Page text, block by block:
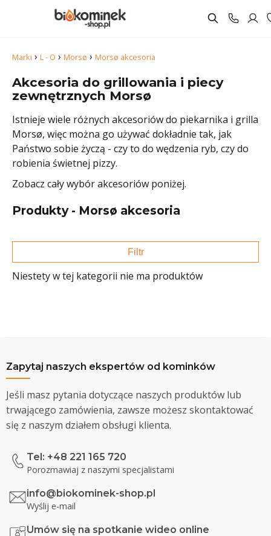
Marki › L - O › Morsø › Morsø akcesoria
Akcesoria do grillowania i piecy
zewnętrznych Morsø
Istnieje wiele różnych akcesoriów do piekarnika i grilla
Morsø, więc można go używać dokładnie tak, jak
Państwo sobie życzą - czy to do wędzenia ryb, czy do
robienia świetnej pizzy.
Zobacz cały wybór akcesoriów poniżej.
Produkty - Morsø akcesoria
Filtr
Niestety w tej kategorii nie ma produktów
Zapytaj naszych ekspertów od kominków
Jeśli masz pytania dotyczące naszych produktów lub
trwającego zamówienia, zawsze możesz skontaktować
się z naszym działem obsługi klienta.
Tel: +48 221 165 720
Porozmawiaj z naszymi specjalistami
info@biokominek-shop.pl
Wyślij e-mail
Umów się na spotkanie wideo online